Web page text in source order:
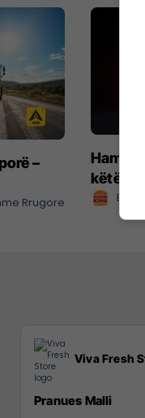
–
Rrugore
këtë
Viva Fresh
Pranues Malli